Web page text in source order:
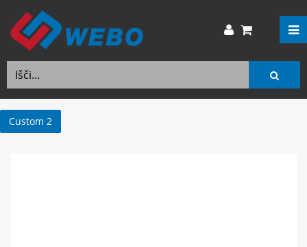
Custom 2